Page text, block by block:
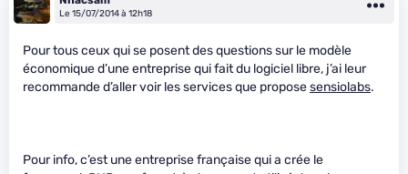
Le 15/07/2014 à 12h18
Pour tous ceux qui se posent des questions sur le modèle
économique d’une entreprise qui fait du logiciel libre, j’ai leur
recommande d’aller voir les services que proposesensiolabs.
Pour info, c’est une entreprise française qui a crée le